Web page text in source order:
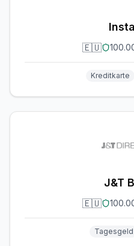
🇪🇺
Kreditkarte
J&T
🇪🇺
Tagesgeld